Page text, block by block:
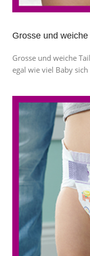
Grosse und
Grosse und weiche
egal wie viel Baby